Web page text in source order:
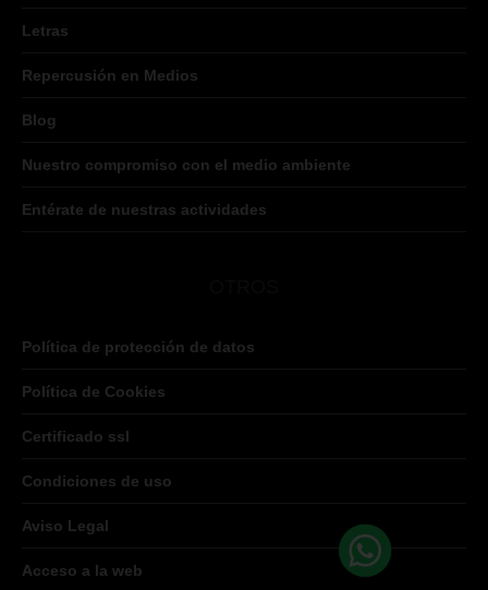
Letras
Repercusión en Medios
Blog
Nuestro compromiso con el medio ambiente
Entérate de nuestras actividades
Política de protección de datos
Política de Cookies
Certificado ssl
Condiciones de uso
Aviso Legal
Acceso a la web